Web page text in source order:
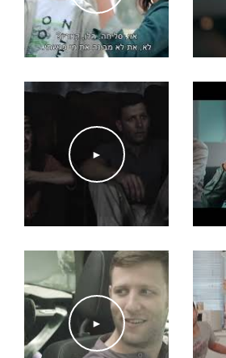
הטוב ביותר בסרט קצר בפסטיבל ניו ג'רזי, "גינת
►
►